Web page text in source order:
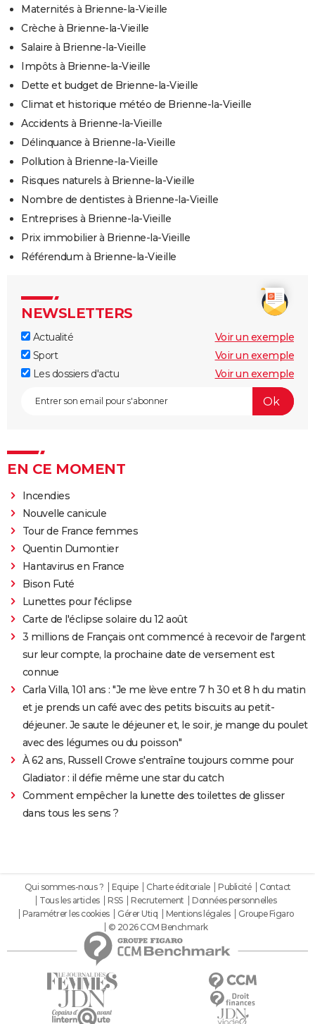
Maternités à Brienne-la-Vieille
Crèche à Brienne-la-Vieille
Salaire à Brienne-la-Vieille
Impôts à Brienne-la-Vieille
Dette et budget de Brienne-la-Vieille
Climat et historique météo de Brienne-la-Vieille
Accidents à Brienne-la-Vieille
Délinquance à Brienne-la-Vieille
Pollution à Brienne-la-Vieille
Risques naturels à Brienne-la-Vieille
Nombre de dentistes à Brienne-la-Vieille
Entreprises à Brienne-la-Vieille
Prix immobilier à Brienne-la-Vieille
Référendum à Brienne-la-Vieille
NEWSLETTERS
Actualité
Voir un exemple
Sport
Voir un exemple
Les dossiers d'actu
Voir un exemple
EN CE MOMENT
Incendies
Nouvelle canicule
Tour de France femmes
Quentin Dumontier
Hantavirus en France
Bison Futé
Lunettes pour l'éclipse
Carte de l'éclipse solaire du 12 août
3 millions de Français ont commencé à recevoir de l'argent
sur leur compte, la prochaine date de versement est
connue
Carla Villa, 101 ans : "Je me lève entre 7 h 30 et 8 h du matin
et je prends un café avec des petits biscuits au petit-
déjeuner. Je saute le déjeuner et, le soir, je mange du poulet
avec des légumes ou du poisson"
À 62 ans, Russell Crowe s'entraîne toujours comme pour
Gladiator : il défie même une star du catch
Comment empêcher la lunette des toilettes de glisser
dans tous les sens ?
Qui sommes-nous ? Equipe Charte éditoriale Publicité
Contact
Tous les articles
RSS Recrutement
Données personnelles
Paramétrer les cookies
Gérer Utiq Mentions légales
Groupe Figaro
© 2026 CCM Benchmark